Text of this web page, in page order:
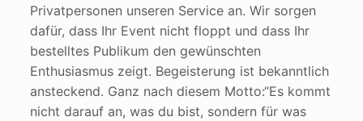
Privatpersonen unseren Service an. Wir sorgen
dafür, dass Ihr Event nicht floppt und dass Ihr
bestelltes Publikum den gewünschten
Enthusiasmus zeigt. Begeisterung ist bekanntlich
ansteckend. Ganz nach diesem Motto:“Es kommt
nicht darauf an, was du bist, sondern für was